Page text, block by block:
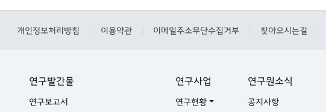
개인정보처리방침 이용약관 이메일주소무단수집거부 찾아오시는길
연구발간물
연구보고서
연구사업
연구현황
연구원소식
공지사항